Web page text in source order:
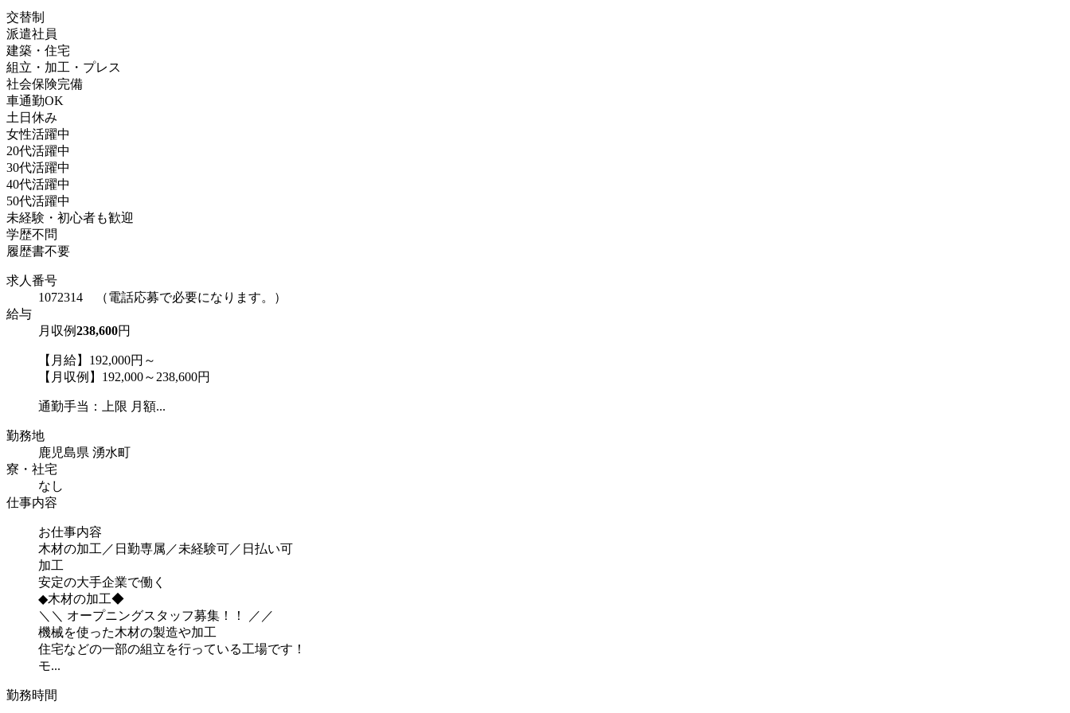
交替制
派遣社員
建築・住宅
組立・加工・プレス
社会保険完備
車通勤OK
土日休み
女性活躍中
20代活躍中
30代活躍中
40代活躍中
50代活躍中
未経験・初心者も歓迎
学歴不問
履歴書不要
求人番号
1072314 （電話応募で必要になります。）
給与
月収例238,600円
【月給】192,000円～
【月収例】192,000～238,600円
通勤手当：上限 月額...
勤務地
鹿児島県 湧水町
寮・社宅
なし
仕事内容
お仕事内容
木材の加工／日勤専属／未経験可／日払い可
加工
安定の大手企業で働く
◆木材の加工◆
＼＼ オープニングスタッフ募集！！ ／／
機械を使った木材の製造や加工
住宅などの一部の組立を行っている工場です！
モ...
勤務時間